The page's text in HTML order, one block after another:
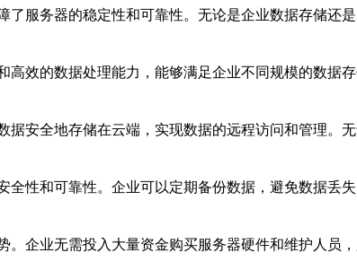
服务器的稳定性和可靠性。无论是企业数据存储还
效的数据处理能力，能够满足企业不同规模的数据
安全地存储在云端，实现数据的远程访问和管理。
性和可靠性。企业可以定期备份数据，避免数据丢
企业无需投入大量资金购买服务器硬件和维护人员